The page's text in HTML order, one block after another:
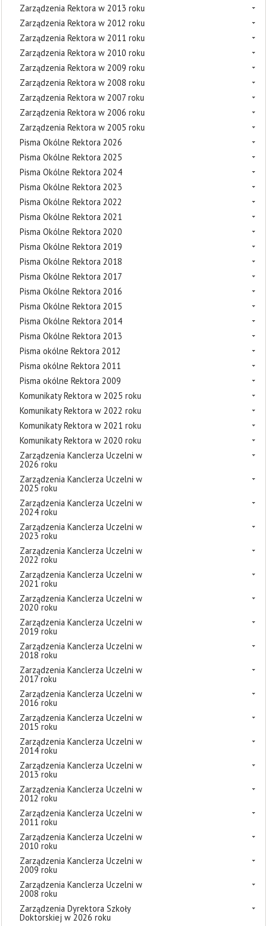
Zarządzenia Rektora w 2013 roku
Zarządzenia Rektora w 2012 roku
Zarządzenia Rektora w 2011 roku
Zarządzenia Rektora w 2010 roku
Zarządzenia Rektora w 2009 roku
Zarządzenia Rektora w 2008 roku
Zarządzenia Rektora w 2007 roku
Zarządzenia Rektora w 2006 roku
Zarządzenia Rektora w 2005 roku
Pisma Okólne Rektora 2026
Pisma Okólne Rektora 2025
Pisma Okólne Rektora 2024
Pisma Okólne Rektora 2023
Pisma Okólne Rektora 2022
Pisma Okólne Rektora 2021
Pisma Okólne Rektora 2020
Pisma Okólne Rektora 2019
Pisma Okólne Rektora 2018
Pisma Okólne Rektora 2017
Pisma Okólne Rektora 2016
Pisma Okólne Rektora 2015
Pisma Okólne Rektora 2014
Pisma Okólne Rektora 2013
Pisma okólne Rektora 2012
Pisma okólne Rektora 2011
Pisma okólne Rektora 2009
Komunikaty Rektora w 2025 roku
Komunikaty Rektora w 2022 roku
Komunikaty Rektora w 2021 roku
Komunikaty Rektora w 2020 roku
Zarządzenia Kanclerza Uczelni w
2026 roku
Zarządzenia Kanclerza Uczelni w
2025 roku
Zarządzenia Kanclerza Uczelni w
2024 roku
Zarządzenia Kanclerza Uczelni w
2023 roku
Zarządzenia Kanclerza Uczelni w
2022 roku
Zarządzenia Kanclerza Uczelni w
2021 roku
Zarządzenia Kanclerza Uczelni w
2020 roku
Zarządzenia Kanclerza Uczelni w
2019 roku
Zarządzenia Kanclerza Uczelni w
2018 roku
Zarządzenia Kanclerza Uczelni w
2017 roku
Zarządzenia Kanclerza Uczelni w
2016 roku
Zarządzenia Kanclerza Uczelni w
2015 roku
Zarządzenia Kanclerza Uczelni w
2014 roku
Zarządzenia Kanclerza Uczelni w
2013 roku
Zarządzenia Kanclerza Uczelni w
2012 roku
Zarządzenia Kanclerza Uczelni w
2011 roku
Zarządzenia Kanclerza Uczelni w
2010 roku
Zarządzenia Kanclerza Uczelni w
2009 roku
Zarządzenia Kanclerza Uczelni w
2008 roku
Zarządzenia Dyrektora Szkoły
Doktorskiej w 2026 roku